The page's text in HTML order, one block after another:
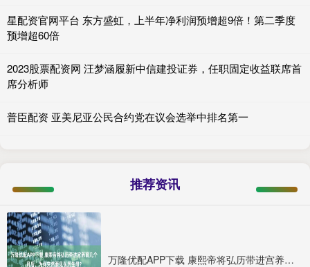
星配资官网平台 东方盛虹，上半年净利润预增超9倍！第二季度
预增超60倍
2023股票配资网 汪梦涵履新中信建投证券，任职固定收益联席首
席分析师
普臣配资 亚美尼亚公民合约党在议会选举中排名第一
推荐资讯
万隆优配APP下载 康熙帝将弘历带进宫养育几个月后，为何突然要见弘历生母？